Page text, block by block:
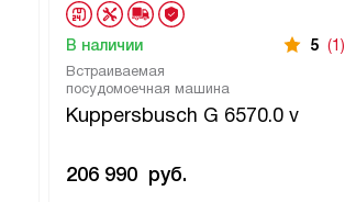
Встраиваемая
посудомоечная машина
Kuppersbusch G 6570.0 v
В наличии 5 (1)
206 990 руб.